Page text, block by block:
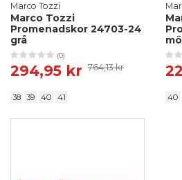
Marco Tozzi
Marco Tozzi
Promenadskor 24703-24
grå
(0)
294,95 kr 764,13 kr
38 39 40 41 40